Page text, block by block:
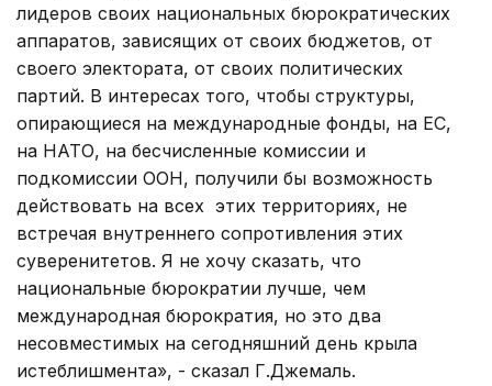
лидеров своих национальных бюрократических
аппаратов, зависящих от своих бюджетов, от
своего электората, от своих политических
партий. В интересах того, чтобы структуры,
опирающиеся на международные фонды, на ЕС,
на НАТО, на бесчисленные комиссии и
подкомиссии ООН, получили бы возможность
действовать на всех этих территориях, не
встречая внутреннего сопротивления этих
суверенитетов. Я не хочу сказать, что
национальные бюрократии лучше, чем
международная бюрократия, но это два
несовместимых на сегодняшний день крыла
истеблишмента», - сказал Г.Джемаль.